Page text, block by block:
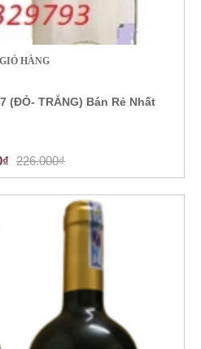
GIỎ HÀNG
(ĐỎ- TRẮNG) Bán Rẻ Nhất
226.000₫